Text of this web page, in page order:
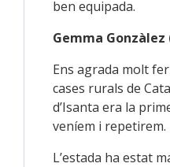
ben equipada.
Gemma Gonzàlez
Ens agrada molt
cases rurals de
d’Isanta era la
veníem i repetirem.
L’estada ha estat